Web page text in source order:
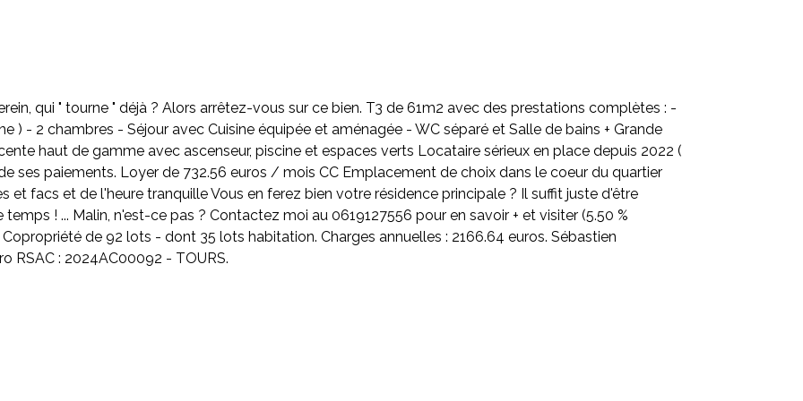
qui " tourne " déjà ? Alors arrêtez-vous sur ce bien. T3 de 61m2 avec des prestations complètes : -
) - 2 chambres - Séjour avec Cuisine équipée et aménagée - WC séparé et Salle de bains + Grande
haut de gamme avec ascenseur, piscine et espaces verts Locataire sérieux en place depuis 2022 (
ses paiements. Loyer de 732.56 euros / mois CC Emplacement de choix dans le coeur du quartier
et facs et de l'heure tranquille Vous en ferez bien votre résidence principale ? Il suffit juste d'être
! ... Malin, n'est-ce pas ? Contactez moi au 0619127556 pour en savoir + et visiter (5.50 %
de 92 lots - dont 35 lots habitation. Charges annuelles : 2166.64 euros. Sébastien
RSAC : 2024AC00092 - TOURS.